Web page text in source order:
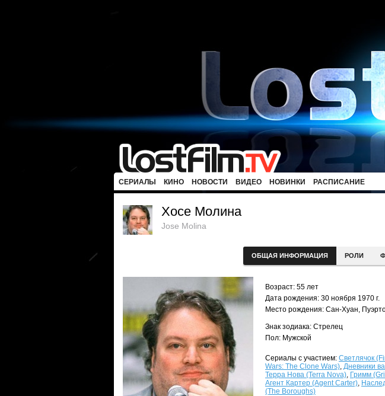
СЕРИАЛЫ КИНО НОВОСТИ ВИДЕО НОВИНКИ РАСПИСАНИЕ
Хосе Молина
Jose Molina
ОБЩАЯ ИНФОРМАЦИЯ РОЛИ
Возраст: 55 лет
Дата рождения: 30 ноября 1970 г.
Место рождения: Сан-Хуан,
Знак зодиака: Стрелец
Пол: Мужской
Сериалы с участием: Светлячок
Wars: The Clone Wars), Дневники
Терра Нова (Terra Nova), Гримм
Агент Картер (Agent Carter),
(The Boroughs)